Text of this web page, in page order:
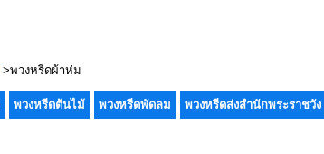
>พวงหรีดผ้าห่ม
พวงหรีดต้นไม้ พวงหรีดพัดลม พวงหรีดส่งสำนักพระราชวัง